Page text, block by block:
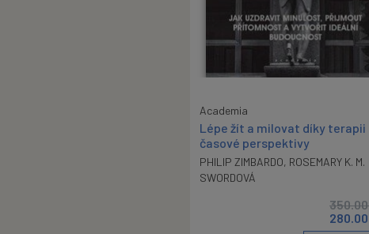
Academia
Lépe žít a milovat díky terapii
časové perspektivy
PHILIP ZIMBARDO, ROSEMARY K. M.
SWORDOVÁ
350.00
280.00